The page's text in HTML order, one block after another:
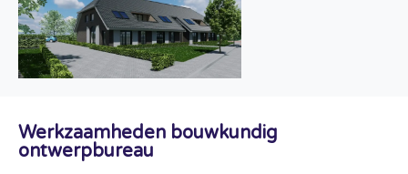
Werkzaamheden bouwkundig
ontwerpbureau